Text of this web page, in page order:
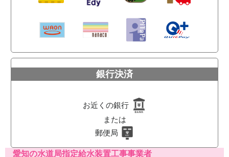
銀行決済
お近くの銀行
または
郵便局
愛知の水道局指定給水装置工事事業者